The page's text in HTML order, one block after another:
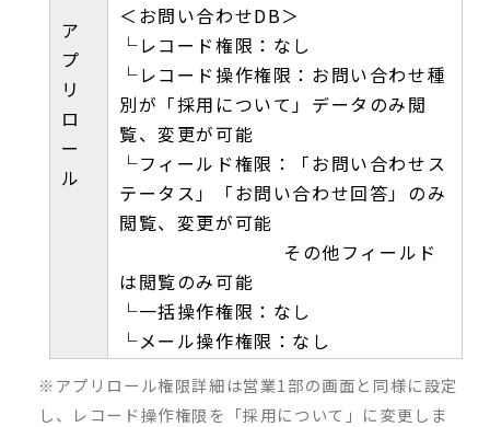
ア
プ
リ
ロ
ー
ル
＜お問い合わせDB＞
└レコード権限：なし
└レコード操作権限：お問い合わせ種
別が「採用について」データのみ閲
覧、変更が可能
└フィールド権限：「お問い合わせス
テータス」「お問い合わせ回答」のみ
閲覧、変更が可能
その他フィールド
は閲覧のみ可能
└一括操作権限：なし
└メール操作権限：なし
※アプリロール権限詳細は営業1部の画面と同様に設定
し、レコード操作権限を「採用について」に変更しま